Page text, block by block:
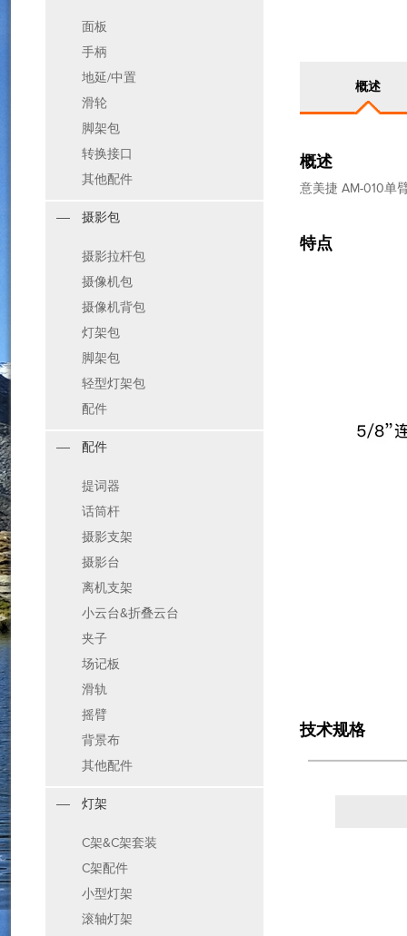
面板
手柄
地延/中置
滑轮
脚架包
转换接口
其他配件
摄影包
摄影拉杆包
摄像机包
摄像机背包
灯架包
脚架包
轻型灯架包
配件
配件
提词器
话筒杆
摄影支架
摄影台
离机支架
小云台&折叠云台
夹子
场记板
滑轨
摇臂
背景布
其他配件
灯架
C架&C架套装
C架配件
小型灯架
滚轴灯架
概述
概述
意美捷 AM-010单
特点
技术规格